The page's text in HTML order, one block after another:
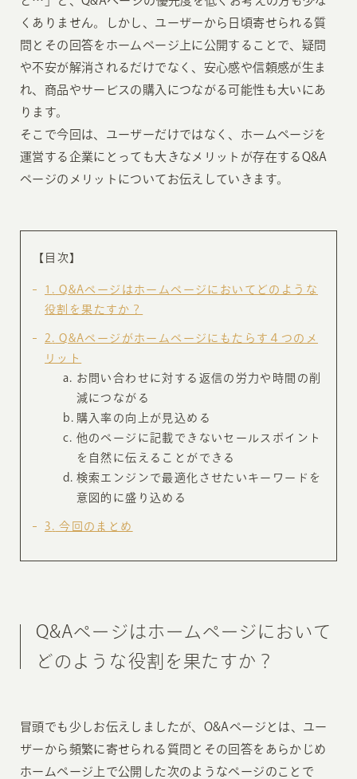
くありません。しかし、ユーザーから日頃寄せられる質
問とその回答をホームページ上に公開することで、疑問
や不安が解消されるだけでなく、安心感や信頼感が生ま
れ、商品やサービスの購入につながる可能性も大いにあ
ります。
そこで今回は、ユーザーだけではなく、ホームページを
運営する企業にとっても大きなメリットが存在するQ&A
ページのメリットについてお伝えしていきます。
【目次】
1
Q&Aページはホームページにおいてどのような
役割を果たすか？
2
Q&Aページがホームページにもたらす４つのメ
リット
お問い合わせに対する返信の労力や時間の削
減につながる
購入率の向上が見込める
他のページに記載できないセールスポイント
を自然に伝えることができる
検索エンジンで最適化させたいキーワードを
意図的に盛り込める
3 今回のまとめ
Q&Aページはホームページにおいて
どのような役割を果たすか？
冒頭でも少しお伝えしましたが、O&Aページとは、ユー
ザーから頻繁に寄せられる質問とその回答をあらかじめ
ホームページ上で公開した次のようなページのことで